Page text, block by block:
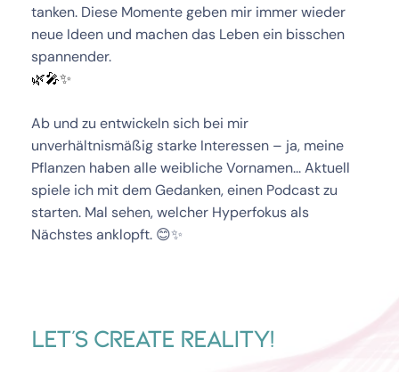
tanken. Diese Momente geben mir immer wieder
neue Ideen und machen das Leben ein bisschen
spannender.
🌿🎤✨
Ab und zu entwickeln sich bei mir
unverhältnismäßig starke Interessen – ja, meine
Pflanzen haben alle weibliche Vornamen... Aktuell
spiele ich mit dem Gedanken, einen Podcast zu
starten. Mal sehen, welcher Hyperfokus als
Nächstes anklopft. 😊✨
Let's create reality!